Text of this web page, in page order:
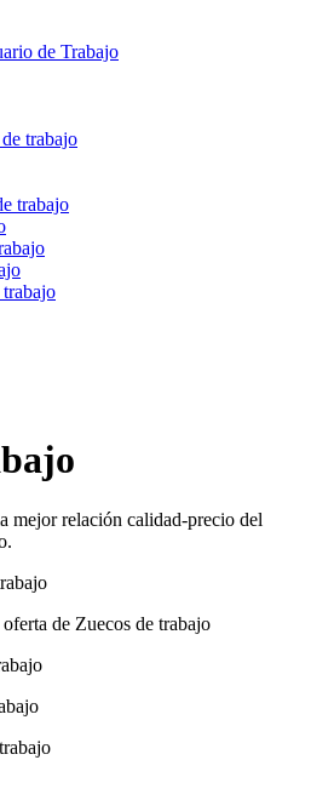
de Trabajo
trabajo
trabajo
mejor relación calidad-precio del
de Zuecos de trabajo